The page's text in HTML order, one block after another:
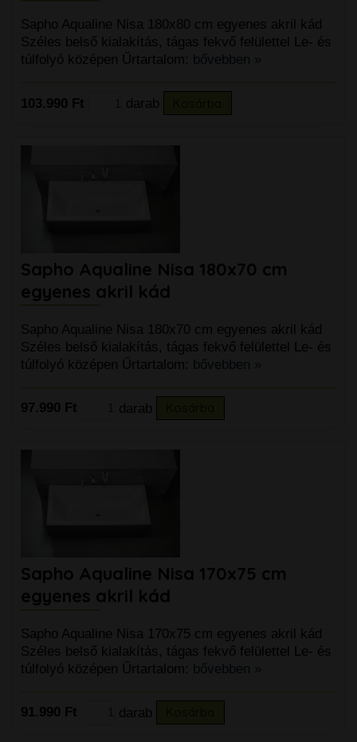
Sapho Aqualine Nisa 180x80 cm egyenes akril kád
Széles belső kialakítás, tágas fekvő felülettel Le- és
túlfolyó középen Űrtartalom:
bővebben »
103.990 Ft darab
Sapho Aqualine Nisa 180x70 cm
egyenes akril kád
Sapho Aqualine Nisa 180x70 cm egyenes akril kád
Széles belső kialakítás, tágas fekvő felülettel Le- és
túlfolyó középen Űrtartalom: bővebben »
97.990 Ft darab
Sapho Aqualine Nisa 170x75 cm
egyenes akril kád
Sapho Aqualine Nisa 170x75 cm egyenes akril kád
Széles belső kialakítás, tágas fekvő felülettel Le- és
túlfolyó középen Űrtartalom: bővebben »
91.990 Ft darab